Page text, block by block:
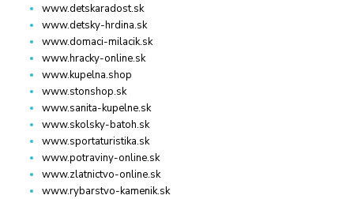
www.detskaradost.sk
www.detsky-hrdina.sk
www.domaci-milacik.sk
www.hracky-online.sk
www.kupelna.shop
www.stonshop.sk
www.sanita-kupelne.sk
www.skolsky-batoh.sk
www.sportaturistika.sk
www.potraviny-online.sk
www.zlatnictvo-online.sk
www.rybarstvo-kamenik.sk